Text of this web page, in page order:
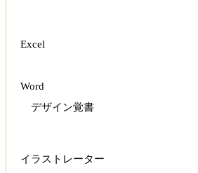
Excel
Word
デザイン覚書
イラストレーター